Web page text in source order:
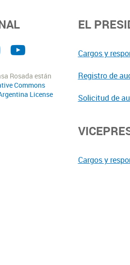
Rosada están
Commons
License
EL
Cargos y
Registro de
Solicitud de
Cargos y